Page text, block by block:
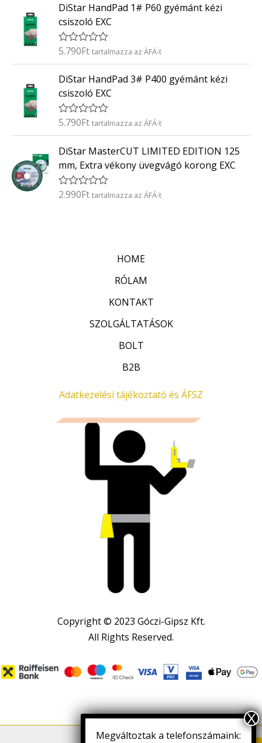
/
5
é
e
l
é
s
:
/
5
DiStar HandPad 1# P60 gyémánt kézi
csiszoló EXC
É
é
e
l
s
:
/
5
5.790Ft tartalmazza az ÁFÁ-t
DiStar HandPad 3# P400 gyémánt kézi
csiszoló EXC
É
é
e
l
é
s
5.790Ft tartalmazza az ÁFÁ-t
DiStar MasterCUT LIMITED EDITION 125
mm, Extra vékony üvegvágó korong EXC
É
2.990Ft tartalmazza az ÁFÁ-t
HOME
RÓLAM
KONTAKT
SZOLGÁLTATÁSOK
BOLT
B2B
Adatkezelési tájékoztató és ÁFSZ
Copyright © 2023 Góczi-Gipsz Kft.
All Rights Reserved.
Megváltoztak a telefonszámaink: